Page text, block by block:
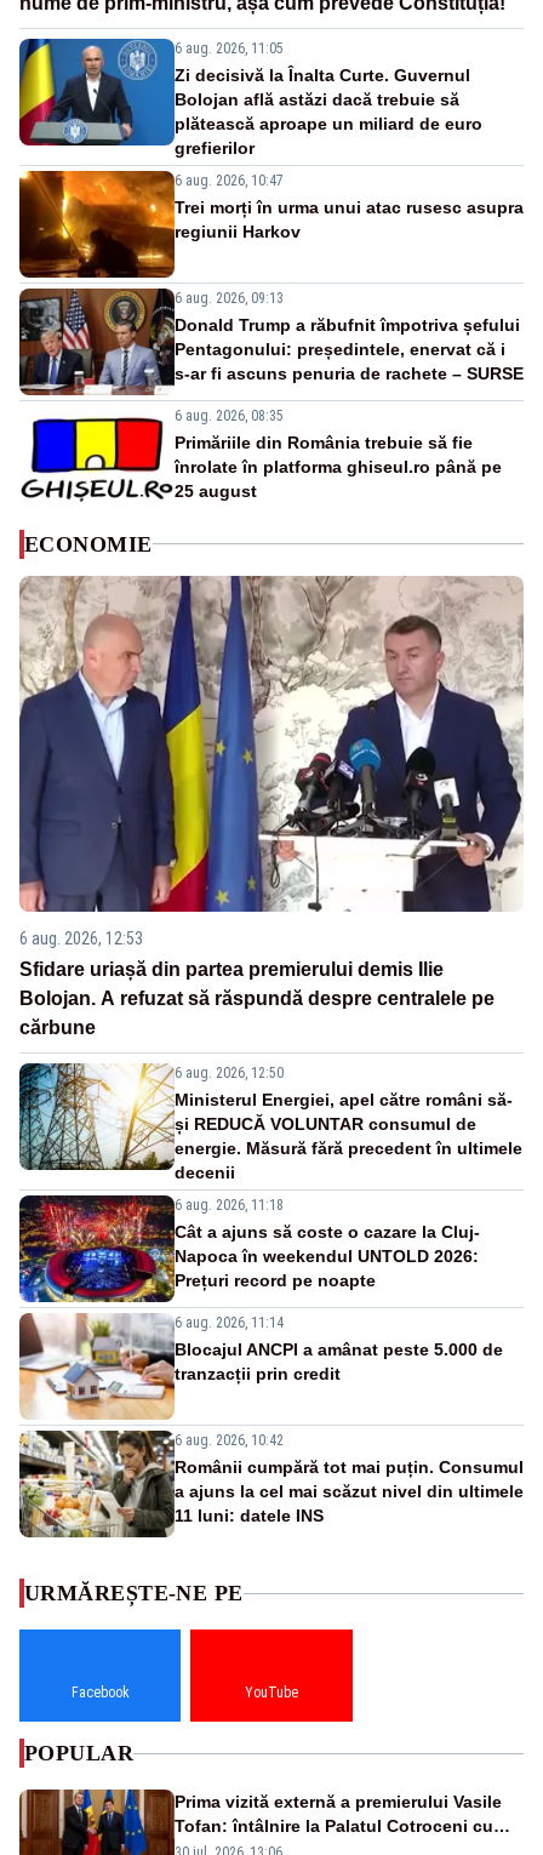
6 aug. 2026, 11:05
Zi decisivă la Înalta Curte. Guvernul
Bolojan află astăzi dacă trebuie să
plătească aproape un miliard de euro
grefierilor
6 aug. 2026, 10:47
Trei morți în urma unui atac rusesc asupra
regiunii Harkov
6 aug. 2026, 09:13
Donald Trump a răbufnit împotriva șefului
Pentagonului: președintele, enervat că i
s-ar fi ascuns penuria de rachete – SURSE
6 aug. 2026, 08:35
Primăriile din România trebuie să fie
înrolate în platforma ghiseul.ro până pe
25 august
ECONOMIE
6 aug. 2026, 12:53
Sfidare uriașă din partea premierului demis Ilie
Bolojan. A refuzat să răspundă despre centralele pe
cărbune
6 aug. 2026, 12:50
Ministerul Energiei, apel către români să-
și REDUCĂ VOLUNTAR consumul de
energie. Măsură fără precedent în ultimele
decenii
6 aug. 2026, 11:18
Cât a ajuns să coste o cazare la Cluj-
Napoca în weekendul UNTOLD 2026:
Prețuri record pe noapte
6 aug. 2026, 11:14
Blocajul ANCPI a amânat peste 5.000 de
tranzacții prin credit
6 aug. 2026, 10:42
Românii cumpără tot mai puțin. Consumul
a ajuns la cel mai scăzut nivel din ultimele
11 luni: datele INS
URMĂREȘTE-NE PE
Facebook YouTube
POPULAR
Prima vizită externă a premierului Vasile
Tofan: întâlnire la Palatul Cotroceni cu
președintele Nicușor Dan